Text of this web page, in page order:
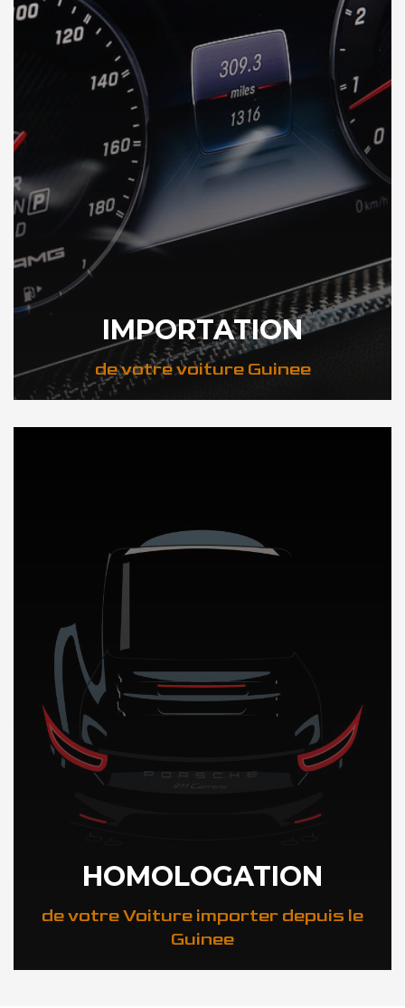
IMPORTATION
de votre voiture Guinee
DÉCOUVREZ NOTRE IMPORTATION AUTO en Guinee
HOMOLOGATION
de votre Voiture importer depuis le
Guinee